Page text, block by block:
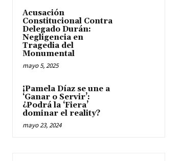
Acusación
Constitucional Contra
Delegado Durán:
Negligencia en
Tragedia del
Monumental
mayo 5, 2025
¡Pamela Díaz se une a
‘Ganar o Servir’:
¿Podrá la ‘Fiera’
dominar el reality?
mayo 23, 2024